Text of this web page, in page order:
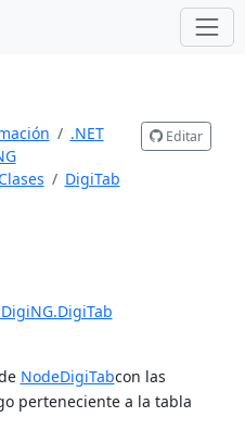
.NET
DigiTab
Editar
NodeDigiTabcon las
perteneciente a la tabla